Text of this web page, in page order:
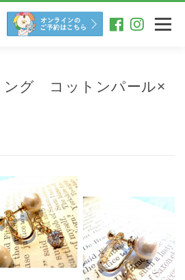
メニュー
グ コットンパール×